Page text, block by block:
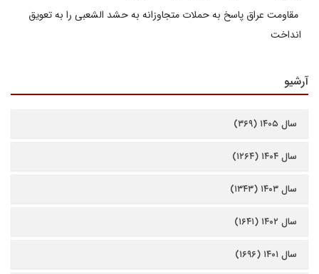
مقاومت عراق پاسخ به حملات متجاوزانه به حشد الشعبی را به تعویق
انداخت
آرشیو
سال ۱۴۰۵ (۳۶۹)
سال ۱۴۰۴ (۱۲۶۴)
سال ۱۴۰۳ (۱۳۴۳)
سال ۱۴۰۲ (۱۶۴۱)
سال ۱۴۰۱ (۱۶۹۶)